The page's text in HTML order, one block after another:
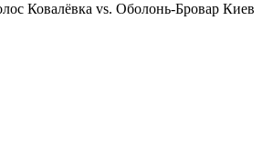
Ковалёвка vs. Оболонь-Бровар Киев